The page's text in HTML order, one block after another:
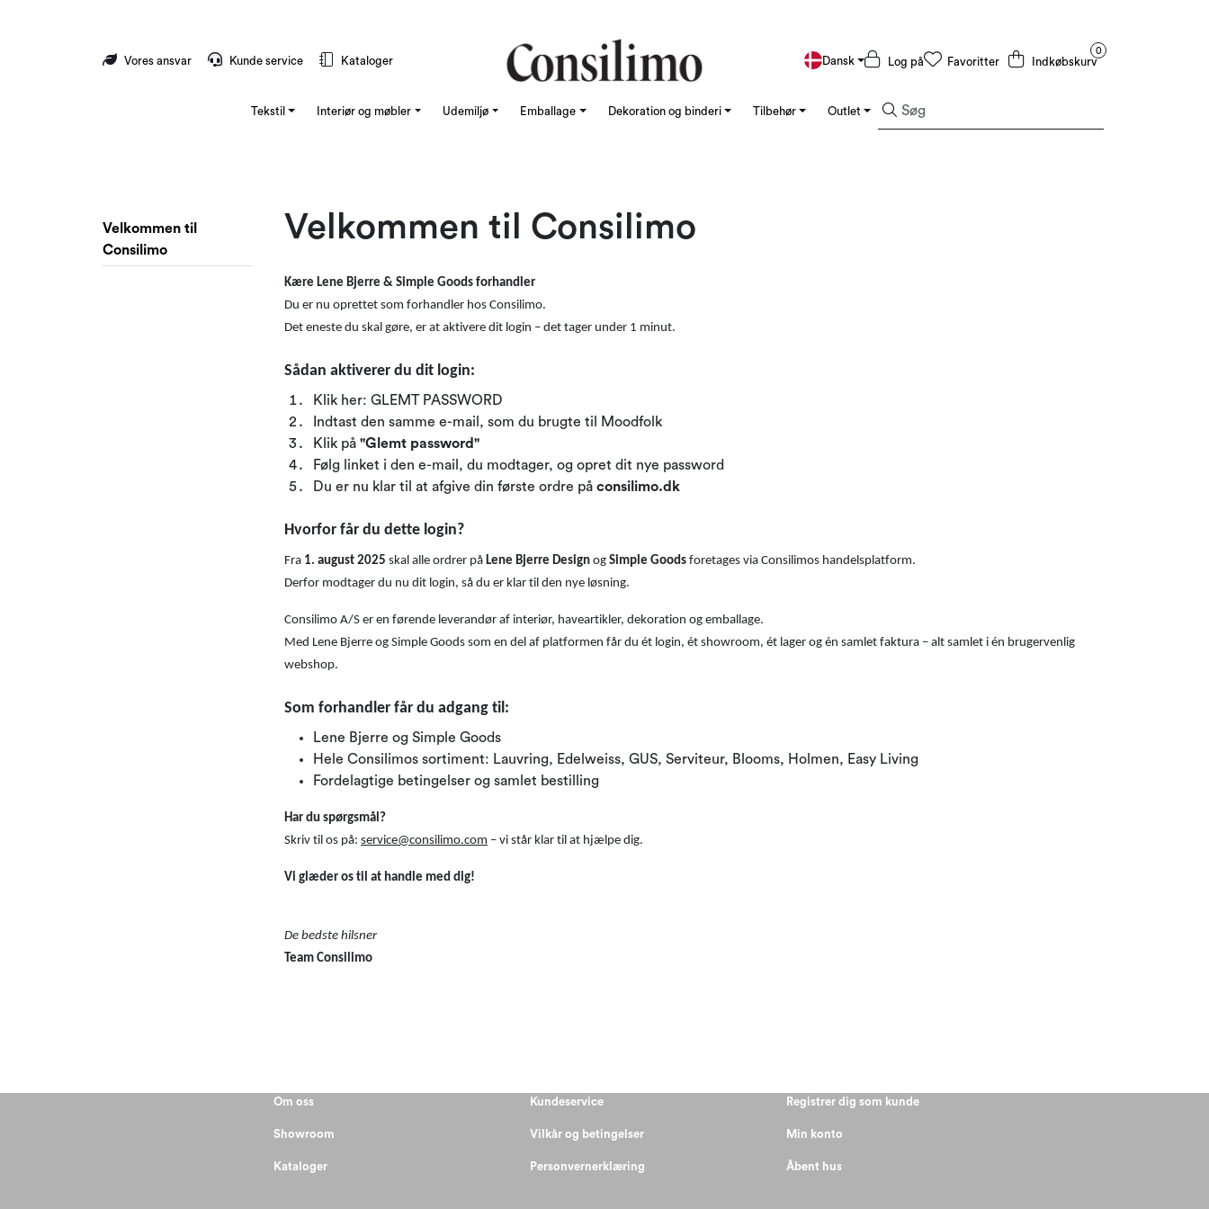
Vores ansvar Kunde service Kataloger Dansk Log på Favoritter
0
Indkøbskurv
Tekstil Interiør og møbler Udemiljø Emballage Dekoration og binderi Tilbehør Outlet Varemærker
Velkommen til
Consilimo
Velkommen til Consilimo
Kære Lene Bjerre & Simple Goods forhandler
Du er nu oprettet som forhandler hos Consilimo.
Det eneste du skal gøre, er at aktivere dit login – det tager under 1 minut.
Sådan aktiverer du dit login:
Klik her: GLEMT PASSWORD
Indtast den samme e-mail, som du brugte til Moodfolk
Klik på "Glemt password"
Følg linket i den e-mail, du modtager, og opret dit nye password
Du er nu klar til at afgive din første ordre på consilimo.dk
Hvorfor får du dette login?
Fra 1. august 2025 skal alle ordrer på Lene Bjerre Design og Simple Goods foretages via Consilimos handelsplatform.
Derfor modtager du nu dit login, så du er klar til den nye løsning.
Consilimo A/S er en førende leverandør af interiør, haveartikler, dekoration og emballage.
Med Lene Bjerre og Simple Goods som en del af platformen får du ét login, ét showroom, ét lager og én samlet faktura – alt samlet i én brugervenlig
webshop.
Som forhandler får du adgang til:
Lene Bjerre og Simple Goods
Hele Consilimos sortiment: Lauvring, Edelweiss, GUS, Serviteur, Blooms, Holmen, Easy Living
Fordelagtige betingelser og samlet bestilling
Har du spørgsmål?
Skriv til os på: service@consilimo.com – vi står klar til at hjælpe dig.
Vi glæder os til at handle med dig!
De bedste hilsner
Team Consilimo
Om oss
Showroom
Kataloger
Kundeservice
Vilkår og betingelser
Personvernerklæring
Registrer dig som kunde
Min konto
Åbent hus